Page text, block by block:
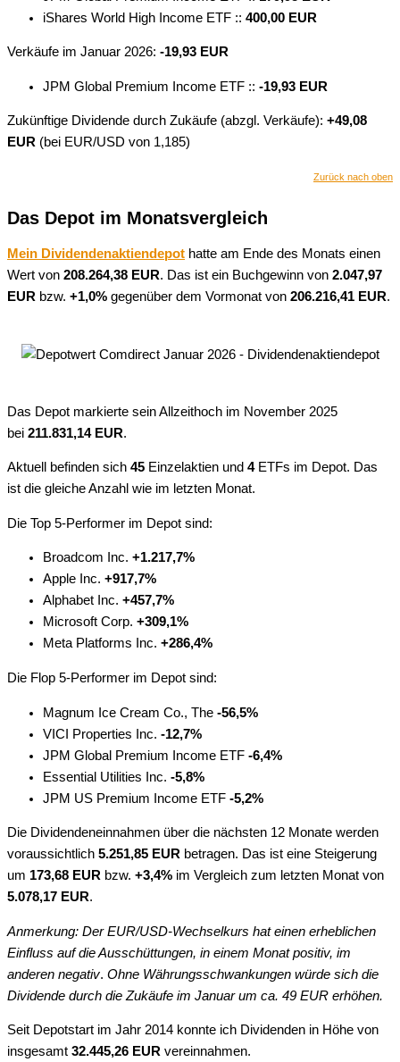
iShares World High Income ETF :: 400,00 EUR
Verkäufe im Januar 2026: -19,93 EUR
JPM Global Premium Income ETF :: -19,93 EUR
Zukünftige Dividende durch Zukäufe (abzgl. Verkäufe): +49,08
EUR (bei EUR/USD von 1,185)
Zurück nach oben
Das Depot im Monatsvergleich
Mein Dividendenaktiendepot hatte am Ende des Monats einen
Wert von 208.264,38 EUR. Das ist ein Buchgewinn von 2.047,97
EUR bzw. +1,0% gegenüber dem Vormonat von 206.216,41 EUR.
Das Depot markierte sein Allzeithoch im November 2025
bei 211.831,14EUR.
Aktuell befinden sich 45 Einzelaktien und 4ETFs im Depot. Das
ist die gleiche Anzahl wie im letzten Monat.
Die Top 5-Performer im Depot sind:
Broadcom Inc. +1.217,7%
Apple Inc. +917,7%
Alphabet Inc. +457,7%
Microsoft Corp. +309,1%
Meta Platforms Inc. +286,4%
Die Flop 5-Performer im Depot sind:
Magnum Ice Cream Co., The -56,5%
VICI Properties Inc. -12,7%
JPM Global Premium Income ETF -6,4%
Essential Utilities Inc. -5,8%
JPM US Premium Income ETF -5,2%
Die Dividendeneinnahmen über die nächsten 12 Monate werden
voraussichtlich 5.251,85 EUR betragen. Das ist eine Steigerung
um 173,68 EUR bzw. +3,4% im Vergleich zum letzten Monat von
5.078,17 EUR.
Anmerkung: Der EUR/USD-Wechselkurs hat einen erheblichen
Einfluss auf die Ausschüttungen, in einem Monat positiv, im
anderen negativ. Ohne Währungsschwankungen würde sich die
Dividende durch die Zukäufe im Januar um ca. 49 EUR erhöhen.
Seit Depotstart im Jahr 2014 konnte ich Dividenden in Höhe von
insgesamt 32.445,26 EUR vereinnahmen.